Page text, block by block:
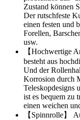
Zustand können
Der rutschfeste
einen festen und
Forellen,
usw.
【Hochwertige
besteht aus
Und der
Korrosion durch
Teleskopdesigns
ist es bequem zu
einen weichen
【Spinnrolle】